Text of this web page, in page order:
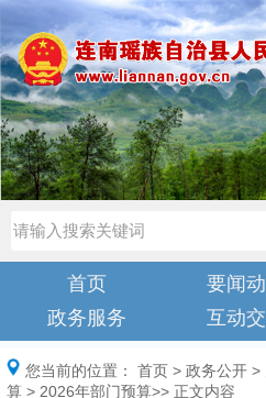
首页 要闻
政务服务
互动
您当前的位置： 首页 > 政务公开 >
算 > 2026年部门预算>> 正文内容